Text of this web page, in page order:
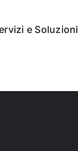
e Soluzioni